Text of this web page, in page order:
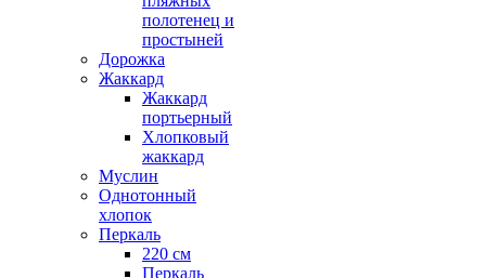
полотенец и
простыней
Дорожка
Жаккард
Жаккард
портьерный
Хлопковый
жаккард
Муслин
Однотонный
хлопок
Перкаль
220 см
Перкаль